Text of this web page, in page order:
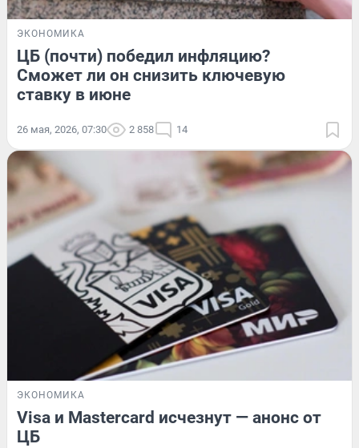
ЭКОНОМИКА
ЦБ (почти) победил инфляцию?
Сможет ли он снизить ключевую
ставку в июне
26 мая, 2026, 07:30 2 858 14
ЭКОНОМИКА
Visa и Mastercard исчезнут — анонс от
ЦБ